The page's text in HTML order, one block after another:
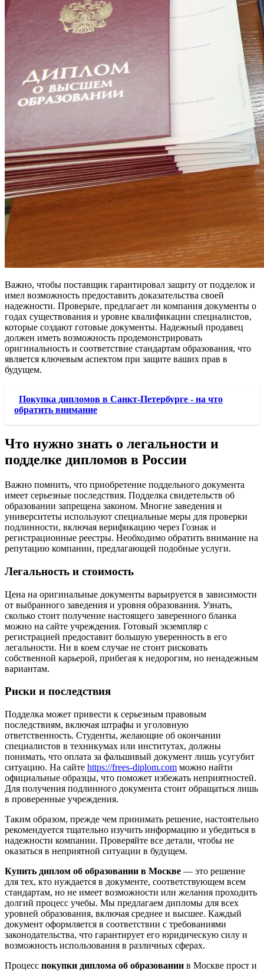
Важно, чтобы поставщик гарантировал защиту от подделок и
имел возможность предоставить доказательства своей
надежности. Проверьте, предлагает ли компания документы о
годах существования и уровне квалификации специалистов,
которые создают готовые документы. Надежный продавец
должен иметь возможность продемонстрировать
оригинальность и соответствие стандартам образования, что
является ключевым аспектом при защите ваших прав в
будущем.
Покупка дипломов в Санкт-Петербурге - на что
обратить внимание
Что нужно знать о легальности и
подделке дипломов в России
Важно помнить, что приобретение поддельного документа
имеет серьезные последствия. Подделка свидетельств об
образовании запрещена законом. Многие заведения и
университеты используют специальные меры для проверки
подлинности, включая верификацию через Гознак и
регистрационные реестры. Необходимо обратить внимание на
репутацию компании, предлагающей подобные услуги.
Легальность и стоимость
Цена на оригинальные документы варьируется в зависимости
от выбранного заведения и уровня образования. Узнать,
сколько стоит получение настоящего заверенного бланка
можно на сайте учреждения. Готовый экземпляр с
регистрацией предоставит большую уверенность в его
легальности. Ни в коем случае не стоит рисковать
собственной карьерой, прибегая к недорогим, но ненадежным
вариантам.
Риски и последствия
Подделка может привести к серьезным правовым
последствиям, включая штрафы и уголовную
ответственность. Студенты, желающие об окончании
специалистов в техникумах или институтах, должны
понимать, что оплата за фальшивый документ лишь усугубит
ситуацию. На сайте https://frees-diplom.com можно найти
официальные образцы, что поможет избежать неприятностей.
Для получения подлинного документа стоит обращаться лишь
в проверенные учреждения.
Таким образом, прежде чем принимать решение, настоятельно
рекомендуется тщательно изучить информацию и убедиться в
надежности компании. Проверяйте все детали, чтобы не
оказаться в неприятной ситуации в будущем.
Купить диплом об образовании в Москве — это решение
для тех, кто нуждается в документе, соответствующем всем
стандартам, но не имеет возможности или желания проходить
долгий процесс учебы. Мы предлагаем дипломы для всех
уровней образования, включая среднее и высшее. Каждый
документ оформляется в соответствии с требованиями
законодательства, что гарантирует его юридическую силу и
возможность использования в различных сферах.
Процесс покупки диплома об образовании в Москве прост и